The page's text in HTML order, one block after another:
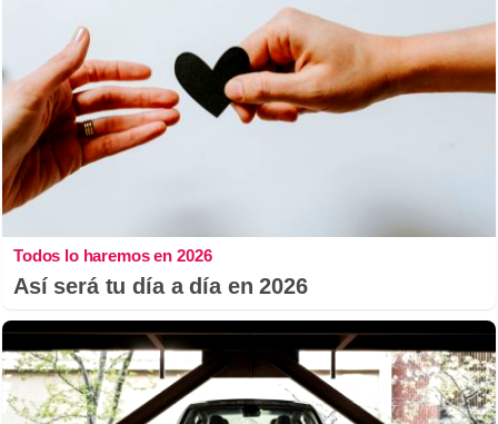
Todos lo haremos en 2026
Así será tu día a día en 2026